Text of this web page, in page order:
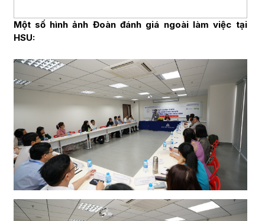
Một số hình ảnh Đoàn đánh giá ngoài làm việc tại
HSU: